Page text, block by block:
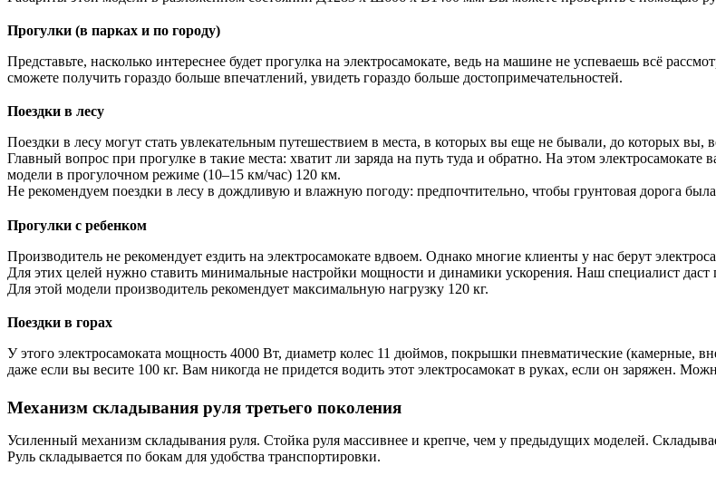
Прогулки (в парках и по городу)
Представьте, насколько интереснее будет прогулка на электросамокате, ведь на машине не успеваешь всё
сможете получить гораздо больше впечатлений, увидеть гораздо больше достопримечательностей.
Поездки в лесу
Поездки в лесу могут стать увлекательным путешествием в места, в которых вы еще не бывали, до которых
Главный вопрос при прогулке в такие места: хватит ли заряда на путь туда и обратно. На этом
модели в прогулочном режиме (10–15 км/час) 120 км.
Не рекомендуем поездки в лесу в дождливую и влажную погоду: предпочтительно, чтобы грунтовая дорога была
Прогулки с ребенком
Производитель не рекомендует ездить на электросамокате вдвоем. Однако многие клиенты у нас берут
Для этих целей нужно ставить минимальные настройки мощности и динамики ускорения. Наш специалист даст
Для этой модели производитель рекомендует максимальную нагрузку 120 кг.
Поездки в горах
У этого электросамоката мощность 4000 Вт, диаметр колес 11 дюймов, покрышки пневматические (камерные,
даже если вы весите 100 кг. Вам никогда не придется водить этот электросамокат в руках, если он заряжен.
Механизм складывания руля третьего поколения
Усиленный механизм складывания руля. Стойка руля массивнее и крепче, чем у предыдущих моделей.
Руль складывается по бокам для удобства транспортировки.